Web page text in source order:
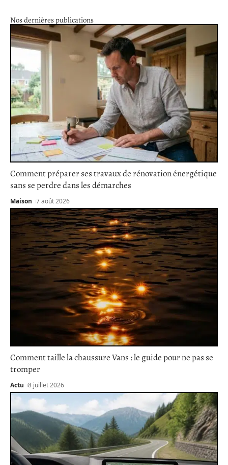
Nos dernières publications
Comment préparer ses travaux de rénovation énergétique
sans se perdre dans les démarches
Maison 7 août 2026
Comment taille la chaussure Vans : le guide pour ne pas se
tromper
Actu 8 juillet 2026